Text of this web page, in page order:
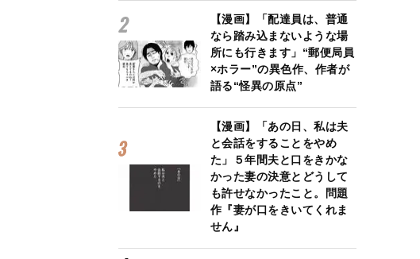
【漫画】「配達員は、普通
なら踏み込まないような場
所にも行きます」“郵便局員
×ホラー”の異色作、作者が
語る“怪異の原点”
【漫画】「あの日、私は夫
と会話をすることをやめ
た」５年間夫と口をきかな
かった妻の決意とどうして
も許せなかったこと。問題
作『妻が口をきいてくれま
せん』